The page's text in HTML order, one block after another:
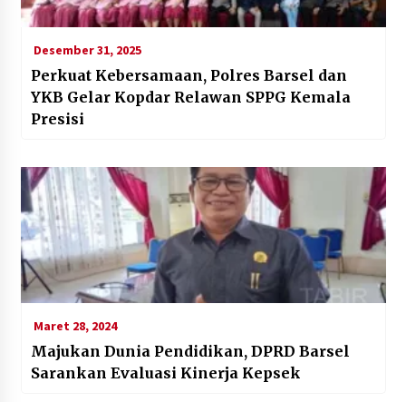
Desember 31, 2025
Perkuat Kebersamaan, Polres Barsel dan
YKB Gelar Kopdar Relawan SPPG Kemala
Presisi
Maret 28, 2024
Majukan Dunia Pendidikan, DPRD Barsel
Sarankan Evaluasi Kinerja Kepsek